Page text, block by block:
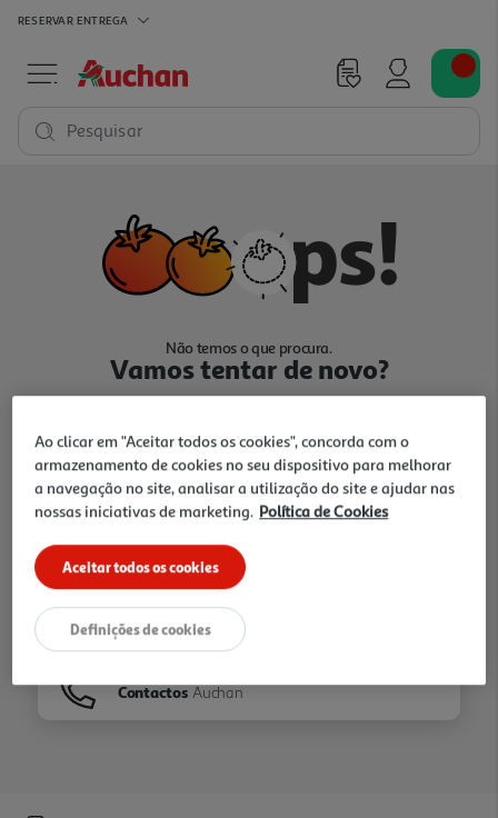
RESERVAR ENTREGA
Pesquisar
Não temos o que procura.
Vamos tentar de novo?
Ir para Homepage
Folhetos
Contactos Auchan
Ao clicar em "Aceitar todos os cookies", concorda com o
armazenamento de cookies no seu dispositivo para melhorar
a navegação no site, analisar a utilização do site e ajudar nas
nossas iniciativas de marketing. Política de Cookies
Aceitar todos os cookies
Definições de cookies